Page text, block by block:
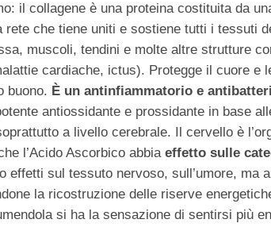
il collagene è una proteina costituita da
che tiene uniti e sostiene tutti i tessuti
muscoli, tendini e molte altre strutture
cardiache, ictus). Protegge il cuore e
buono. È un antinfiammatorio e
antiossidante e prossidante in base
a livello cerebrale. Il cervello è
l’Acido Ascorbico abbia effetto sulle
effetti sul tessuto nervoso, sull’umore, ma
la ricostruzione delle riserve
si ha la sensazione di sentirsi più